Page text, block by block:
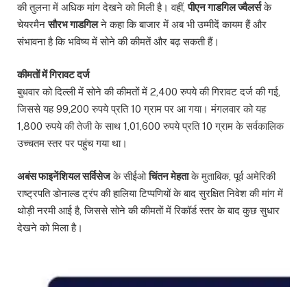
की तुलना में अधिक मांग देखने को मिली है। वहीं,पीएन गाडगिल ज्वैलर्सके
चेयरमैनसौरभ गाडगिलने कहा कि बाजार में अब भी उम्मीदें कायम हैं और
संभावना है कि भविष्य में सोने की कीमतें और बढ़ सकती हैं।
कीमतों में गिरावट दर्ज
बुधवार को दिल्ली में सोने की कीमतों में 2,400 रुपये की गिरावट दर्ज की गई,
जिससे यह 99,200 रुपये प्रति 10 ग्राम पर आ गया। मंगलवार को यह
1,800 रुपये की तेजी के साथ 1,01,600 रुपये प्रति 10 ग्राम के सर्वकालिक
उच्चतम स्तर पर पहुंच गया था।
अबंस फाइनेंशियल सर्विसेजके सीईओचिंतन मेहताके मुताबिक, पूर्व अमेरिकी
राष्ट्रपति डोनाल्ड ट्रंप की हालिया टिप्पणियों के बाद सुरक्षित निवेश की मांग में
थोड़ी नरमी आई है, जिससे सोने की कीमतों में रिकॉर्ड स्तर के बाद कुछ सुधार
देखने को मिला है।